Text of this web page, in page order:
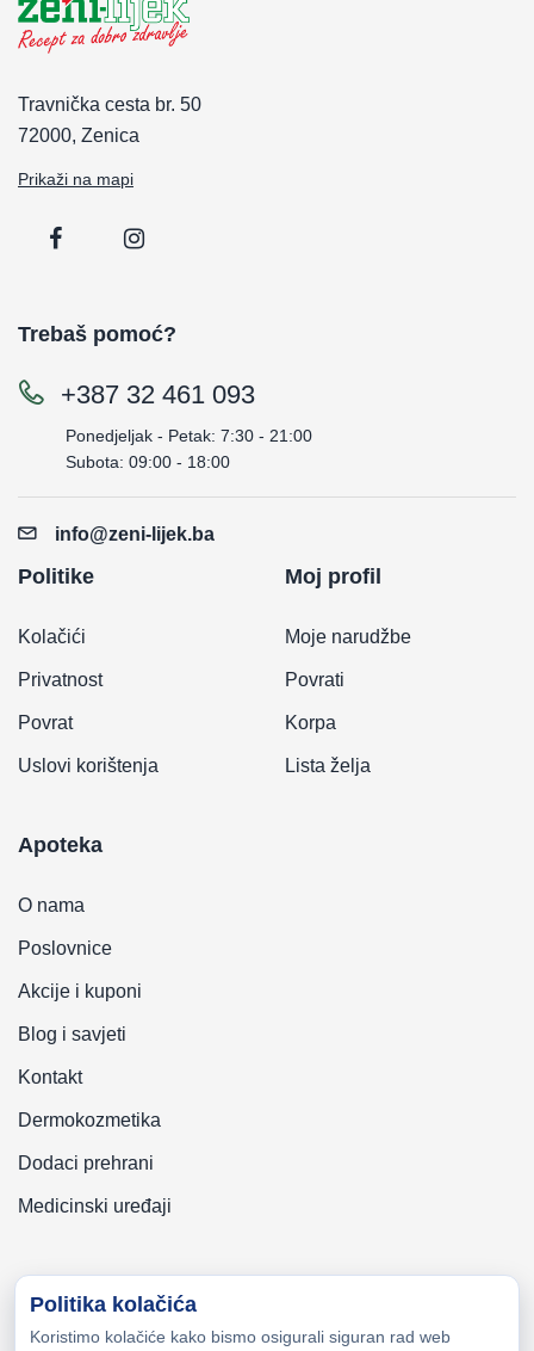
Travnička cesta br. 50
72000, Zenica
Prikaži na mapi
Trebaš pomoć?
+387 32 461 093
Ponedjeljak - Petak: 7:30 - 21:00
Subota: 09:00 - 18:00
info@zeni-lijek.ba
Politike
Kolačići
Privatnost
Povrat
Uslovi korištenja
Moj profil
Moje narudžbe
Povrati
Korpa
Lista želja
Apoteka
O nama
Poslovnice
Akcije i kuponi
Blog i savjeti
Kontakt
Dermokozmetika
Dodaci prehrani
Medicinski uređaji
Politika kolačića
Koristimo kolačiće kako bismo osigurali siguran rad web